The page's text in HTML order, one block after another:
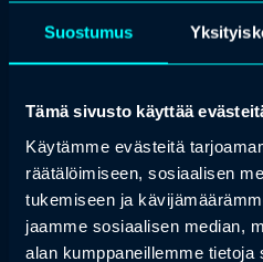
Suostumus
Tämä sivusto käyttää
Käytämme evästeitä
räätälöimiseen, sosiaalisen
tukemiseen ja
jaamme sosiaalisen median,
alan kumppaneillemme tietoja
erityisosaamista ovat johdon
vahvistamiseen.
Simo Levanto | LinkedIn
Simo Levanto